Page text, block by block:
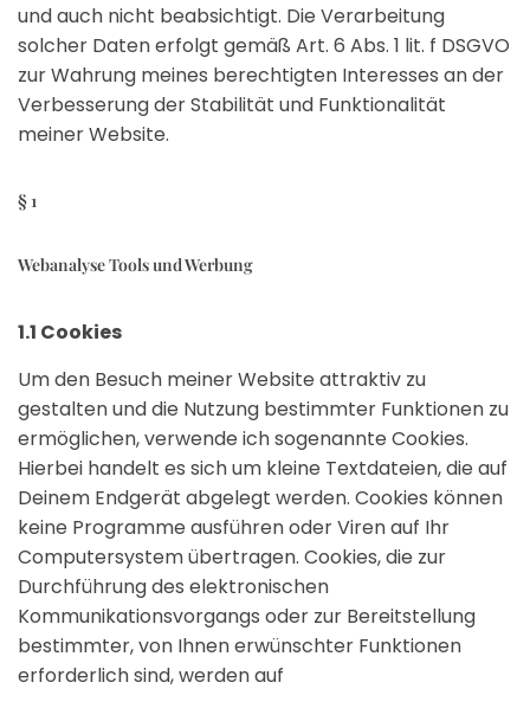
und auch nicht beabsichtigt. Die Verarbeitung
solcher Daten erfolgt gemäß Art. 6 Abs. 1 lit. f DSGVO
zur Wahrung meines berechtigten Interesses an der
Verbesserung der Stabilität und Funktionalität
meiner Website.
§ 1
Webanalyse Tools und Werbung
1.1 Cookies
Um den Besuch meiner Website attraktiv zu
gestalten und die Nutzung bestimmter Funktionen zu
ermöglichen, verwende ich sogenannte Cookies.
Hierbei handelt es sich um kleine Textdateien, die auf
Deinem Endgerät abgelegt werden. Cookies können
keine Programme ausführen oder Viren auf Ihr
Computersystem übertragen. Cookies, die zur
Durchführung des elektronischen
Kommunikationsvorgangs oder zur Bereitstellung
bestimmter, von Ihnen erwünschter Funktionen
erforderlich sind, werden auf